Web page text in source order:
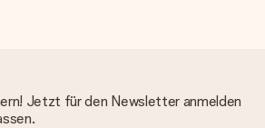
Jetzt für den Newsletter anmelden